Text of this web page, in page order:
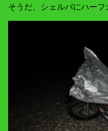
そうだ、シェルパにハーフ